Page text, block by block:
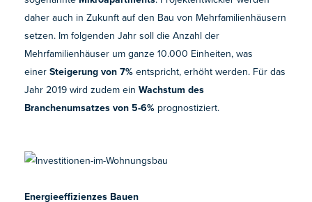
daher auch in Zukunft auf den Bau von Mehrfamilienhäusern
setzen. Im folgenden Jahr soll die Anzahl der
Mehrfamilienhäuser um ganze 10.000 Einheiten, was
einerSteigerung von 7% entspricht, erhöht werden. Für das
Jahr 2019 wird zudem einWachstum des
Branchenumsatzes von 5-6% prognostiziert.
Energieeffizienzes Bauen